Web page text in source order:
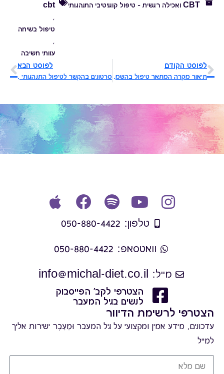
CBT ואכילה רגשית – טיפול קוגניטיבי התנהגותי
cbt
,
טיפול בשיחה
,
עוותי חשיבה
לפוסט הקודם
תיאור מקרה המתאר טיפול בהשמנה ואכילה רגשית בכלים של cbt
לפוסט הבא
סרטונים בהקשר לטיפול התנהגותי קוגניטיבי/ACT
טלפון: 050-880-4422
וואטסאפ: 050-880-4422
מייל: info@michal-diet.co.il
הצטרפי לקב' הפייסבוק
לנשים בגיל המעבר
הצטרפי לרשימת הדיוור
עדכונים, מידע אמין ומקצועי על גיל המעבר וּמֵעֵבֶר ישירות אליך
למייל